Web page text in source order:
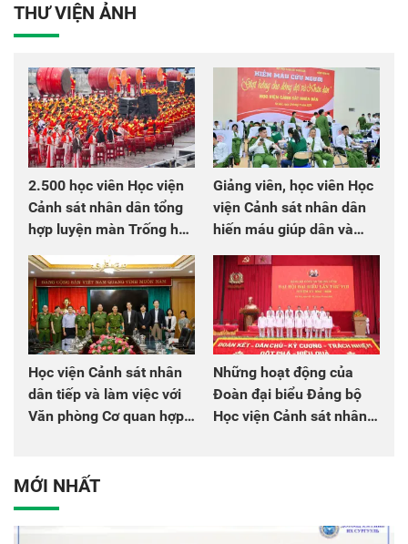
THƯ VIỆN ẢNH
2.500 học viên Học viện
Cảnh sát nhân dân tổng
hợp luyện màn Trống hội
Giảng viên, học viên Học
viện Cảnh sát nhân dân
hiến máu giúp dân và
Học viện Cảnh sát nhân
dân tiếp và làm việc với
Văn phòng Cơ quan hợp
Những hoạt động của
Đoàn đại biểu Đảng bộ
Học viện Cảnh sát nhân
MỚI NHẤT